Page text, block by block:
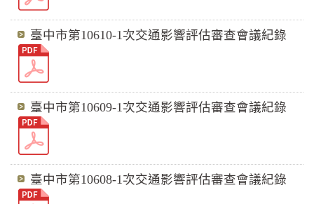
臺中市第10610-1次交通影響評估審查會議紀錄
臺中市第10609-1次交通影響評估審查會議紀錄
臺中市第10608-1次交通影響評估審查會議紀錄